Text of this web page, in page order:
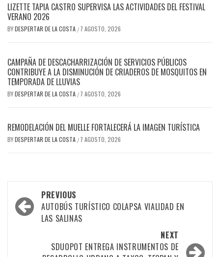
LIZETTE TAPIA CASTRO SUPERVISA LAS ACTIVIDADES DEL FESTIVAL
VERANO 2026
BYDESPERTAR DE LA COSTA / 7 AGOSTO, 2026
CAMPAÑA DE DESCACHARRIZACIÓN DE SERVICIOS PÚBLICOS
CONTRIBUYE A LA DISMINUCIÓN DE CRIADEROS DE MOSQUITOS EN
TEMPORADA DE LLUVIAS
BYDESPERTAR DE LA COSTA / 7 AGOSTO, 2026
REMODELACIÓN DEL MUELLE FORTALECERÁ LA IMAGEN TURÍSTICA
BYDESPERTAR DE LA COSTA / 7 AGOSTO, 2026
Post
navigation
PREVIOUS
AUTOBÚS TURÍSTICO COLAPSA VIALIDAD EN
LAS SALINAS
NEXT
SDUOPOT ENTREGA INSTRUMENTOS DE